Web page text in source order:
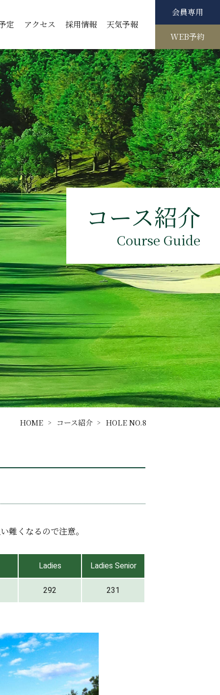
定 アクセス 採用情報 天気予報
会員専用
WEB予約
コース紹介
Course Guide
HOME コース紹介 HOLE NO.8
難くなるので注意。
Ladies Ladies Senior
292 231